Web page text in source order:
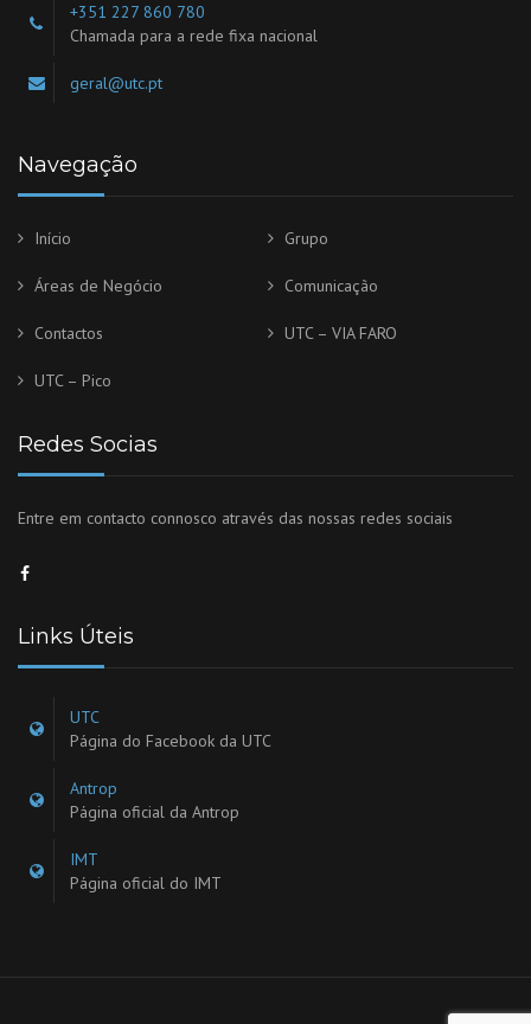
+351 227 860 780
Chamada para a rede fixa nacional
geral@utc.pt
Navegação
Início Grupo
Áreas de Negócio Comunicação
Contactos UTC – VIA FARO
UTC – Pico
Redes Socias
Entre em contacto connosco através das nossas redes sociais
Links Úteis
UTC
Página do Facebook da UTC
Antrop
Página oficial da Antrop
IMT
Página oficial do IMT